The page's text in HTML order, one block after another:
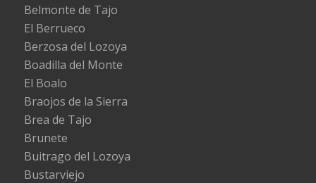
Belmonte de Tajo
El Berrueco
Berzosa del Lozoya
Boadilla del Monte
El Boalo
Braojos de la Sierra
Brea de Tajo
Brunete
Buitrago del Lozoya
Bustarviejo